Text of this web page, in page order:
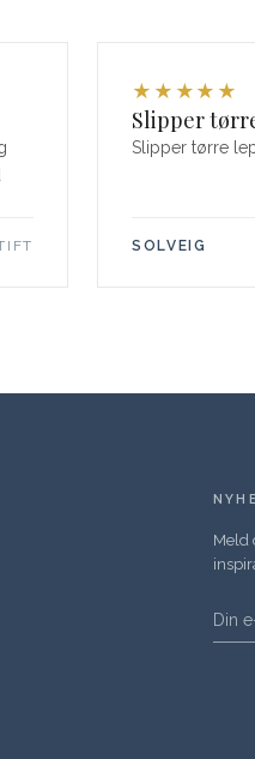
★ ★ ★ ★ ★
Slipper
Slipper tørre
SOLVEIG
Meld